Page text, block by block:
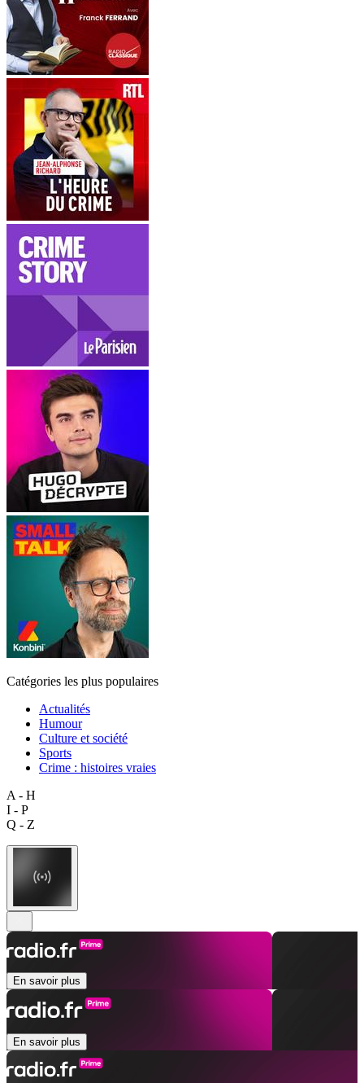
Catégories les plus populaires
Actualités
Humour
Culture et société
Sports
Crime : histoires vraies
A - H
I - P
Q - Z
En savoir plus
En savoir plus